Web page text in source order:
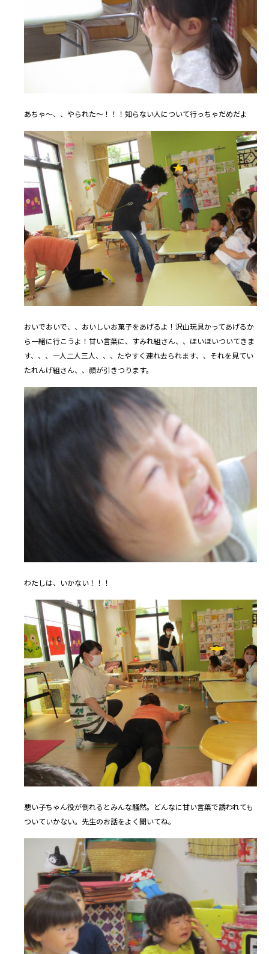
あちゃ～、、やられた～！！！知らない人について行っちゃだめだよ
おいでおいで、、おいしいお菓子をあげるよ！沢山玩具かってあげるか
ら一緒に行こうよ！甘い言葉に、すみれ組さん、、ほいほいついてきま
す、、、一人二人三人、、、たやすく連れ去られます、、それを見てい
たれんげ組さん、、顔が引きつります。
わたしは、いかない！！！
悪い子ちゃん役が倒れるとみんな騒然。どんなに甘い言葉で誘われても
ついていかない。先生のお話をよく聞いてね。